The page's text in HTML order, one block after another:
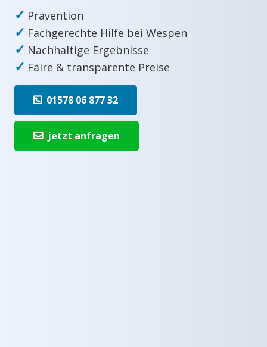
✓ Prävention
✓ Fachgerechte Hilfe bei Wespen
✓ Nachhaltige Ergebnisse
✓ Faire & transparente Preise
01578 06 877 32
jetzt anfragen